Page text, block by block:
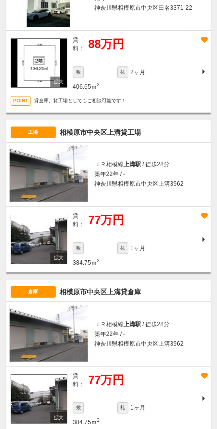
神奈川県相模原市中央区田名3371-22
賃
料：
88万円
敷 礼 2ヶ月
406.65ｍ2
貸倉庫、貸工場としてもご相談可能です！
工場 相模原市中央区上溝貸工場
ＪＲ相模線上溝駅 / 徒歩28分
築年22年 / -
神奈川県相模原市中央区上溝3962
賃
料：
77万円
敷 礼 1ヶ月
384.75ｍ2
倉庫 相模原市中央区上溝貸倉庫
ＪＲ相模線 上溝駅 / 徒歩28分
築年22年 / -
神奈川県相模原市中央区上溝3962
賃
料：
77万円
敷 礼 1ヶ月
384.75ｍ2